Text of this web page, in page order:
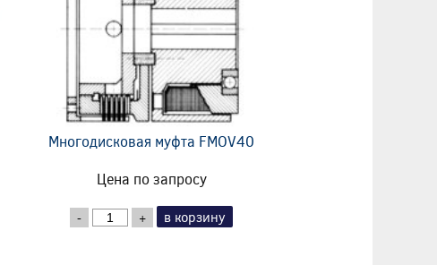
Многодисковая муфта FMOV40
Цена по запросу
- + в корзину